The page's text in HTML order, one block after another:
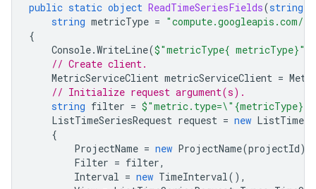
public static object ReadTimeSeriesFields(string
string metricType =
{
Console.WriteLine($"metricType{ metricType}"
// Create client.
MetricServiceClient metricServiceClient =
// Initialize request argument(s).
string filter =
ListTimeSeriesRequest request = new
{
ProjectName = new ProjectName(projectId),
Filter = filter,
Interval = new TimeInterval(),